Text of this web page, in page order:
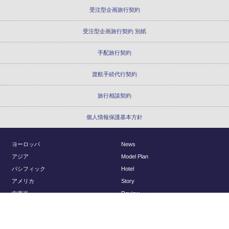
受注型企画旅行契約
受注型企画旅行契約 別紙
手配旅行契約
渡航手続代行契約
旅行相談契約
個人情報保護基本方針
ヨーロッパ
アジア
パシフィック
アメリカ
中南米
News
Model Plan
Hotel
Story
Review